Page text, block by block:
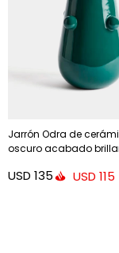
Jarrón Odra de
oscuro acabado
USD 135 USD 115